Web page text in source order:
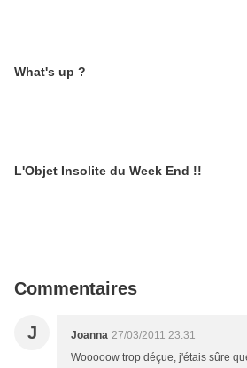
What's up ?
L'Objet Insolite du Week End !!
Commentaires
J Joanna 27/03/2011 23:31
Wooooow trop déçue, j'étais sûre